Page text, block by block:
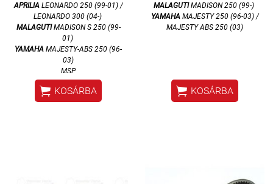
APRILIA LEONARDO 250 (99-01) /
LEONARDO 300 (04-)
MALAGUTIMADISON S 250 (99-
01)
YAMAHA MAJESTY-ABS 250 (96-
03)
MSP
 KOSÁRBA
MALAGUTIMADISON 250 (99-)
YAMAHA MAJESTY 250 (96-03) /
MAJESTY ABS 250 (03)
 KOSÁRBA